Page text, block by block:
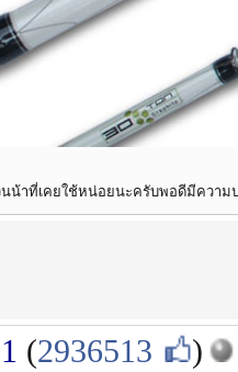
น้าที่เคยใช้หน่อยนะครับพอดีมีควา
(2936513 )